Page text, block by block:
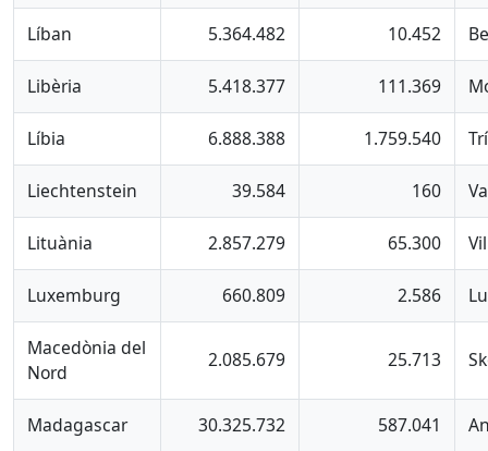
Líban 5.364.482 10.452
Libèria 5.418.377 111.369
Líbia 6.888.388 1.759.540
Liechtenstein 39.584 160
Lituània 2.857.279 65.300
Luxemburg 660.809 2.586
Macedònia del
Nord
2.085.679 25.713
Madagascar 30.325.732 587.041